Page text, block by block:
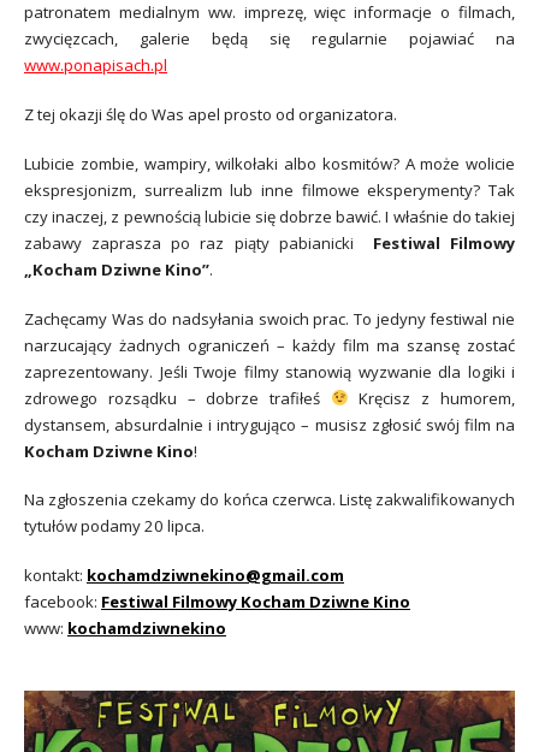
patronatem medialnym ww. imprezę, więc informacje o filmach,
zwycięzcach, galerie będą się regularnie pojawiać na
www.ponapisach.pl
Z tej okazji ślę do Was apel prosto od organizatora.
Lubicie zombie, wampiry, wilkołaki albo kosmitów? A może wolicie
ekspresjonizm, surrealizm lub inne filmowe eksperymenty? Tak
czy inaczej, z pewnością lubicie się dobrze bawić. I właśnie do takiej
zabawy zaprasza po raz piąty pabianicki Festiwal Filmowy
„Kocham Dziwne Kino”.
Zachęcamy Was do nadsyłania swoich prac. To jedyny festiwal nie
narzucający żadnych ograniczeń – każdy film ma szansę zostać
zaprezentowany. Jeśli Twoje filmy stanowią wyzwanie dla logiki i
zdrowego rozsądku – dobrze trafiłeś
Kręcisz z humorem,
dystansem, absurdalnie i intrygująco – musisz zgłosić swój film na
Kocham Dziwne Kino!
Na zgłoszenia czekamy do końca czerwca. Listę zakwalifikowanych
tytułów podamy 20 lipca.
kontakt: kochamdziwnekino@gmail.com
facebook: Festiwal Filmowy Kocham Dziwne Kino
www: kochamdziwnekino